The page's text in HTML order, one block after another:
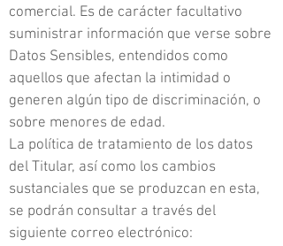
comercial. Es de carácter facultativo
suministrar información que verse sobre
Datos Sensibles, entendidos como
aquellos que afectan la intimidad o
generen algún tipo de discriminación, o
sobre menores de edad.
La política de tratamiento de los datos
del Titular, así como los cambios
sustanciales que se produzcan en esta,
se podrán consultar a través del
siguiente correo electrónico: